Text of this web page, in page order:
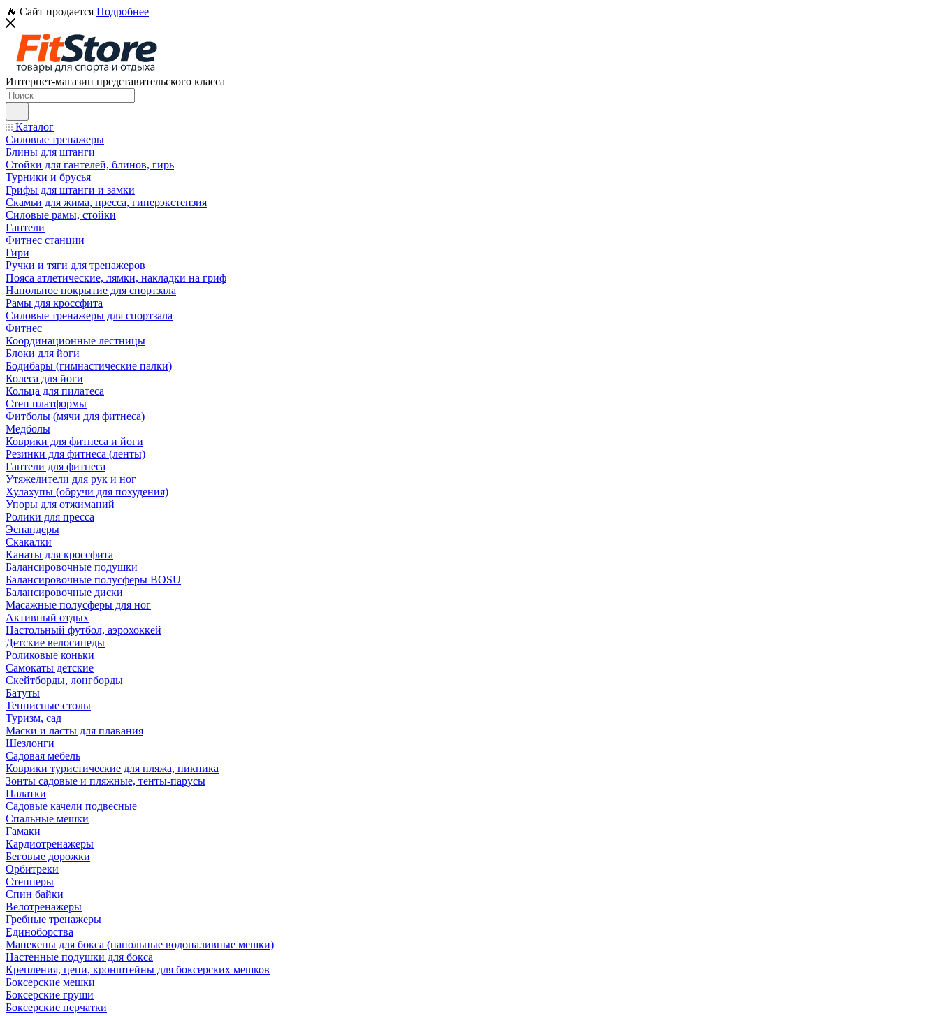
🔥 Сайт продается Подробнее
Интернет-магазин представительского класса
Каталог
Силовые тренажеры
Блины для штанги
Стойки для гантелей, блинов, гирь
Турники и брусья
Грифы для штанги и замки
Скамьи для жима, пресса, гиперэкстензия
Силовые рамы, стойки
Гантели
Фитнес станции
Гири
Ручки и тяги для тренажеров
Пояса атлетические, лямки, накладки на гриф
Напольное покрытие для спортзала
Рамы для кроссфита
Силовые тренажеры для спортзала
Фитнес
Координационные лестницы
Блоки для йоги
Бодибары (гимнастические палки)
Колеса для йоги
Кольца для пилатеса
Степ платформы
Фитболы (мячи для фитнеса)
Медболы
Коврики для фитнеса и йоги
Резинки для фитнеса (ленты)
Гантели для фитнеса
Утяжелители для рук и ног
Хулахупы (обручи для похудения)
Упоры для отжиманий
Ролики для пресса
Эспандеры
Скакалки
Канаты для кроссфита
Балансировочные подушки
Балансировочные полусферы BOSU
Балансировочные диски
Масажные полусферы для ног
Активный отдых
Настольный футбол, аэрохоккей
Детские велосипеды
Роликовые коньки
Самокаты детские
Скейтборды, лонгборды
Батуты
Теннисные столы
Туризм, сад
Маски и ласты для плавания
Шезлонги
Садовая мебель
Коврики туристические для пляжа, пикника
Зонты садовые и пляжные, тенты-парусы
Палатки
Садовые качели подвесные
Спальные мешки
Гамаки
Кардиотренажеры
Беговые дорожки
Орбитреки
Степперы
Спин байки
Велотренажеры
Гребные тренажеры
Единоборства
Манекены для бокса (напольные водоналивные мешки)
Настенные подушки для бокса
Крепления, цепи, кронштейны для боксерских мешков
Боксерские мешки
Боксерские груши
Боксерские перчатки